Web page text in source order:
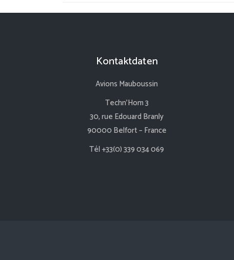
Kontaktdaten
Avions Mauboussin
Techn’Hom 3
30, rue Edouard Branly
90000 Belfort – France
Tél +33(0) 339 034 069